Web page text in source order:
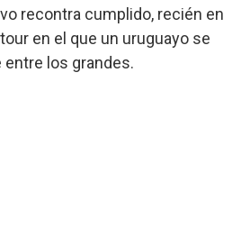
recontra cumplido, recién en
en el que un uruguayo se
entre los grandes.